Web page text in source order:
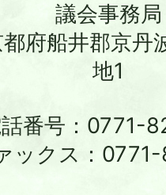
議会事務局
府船井郡京丹
地1
番号：0771-
ックス：